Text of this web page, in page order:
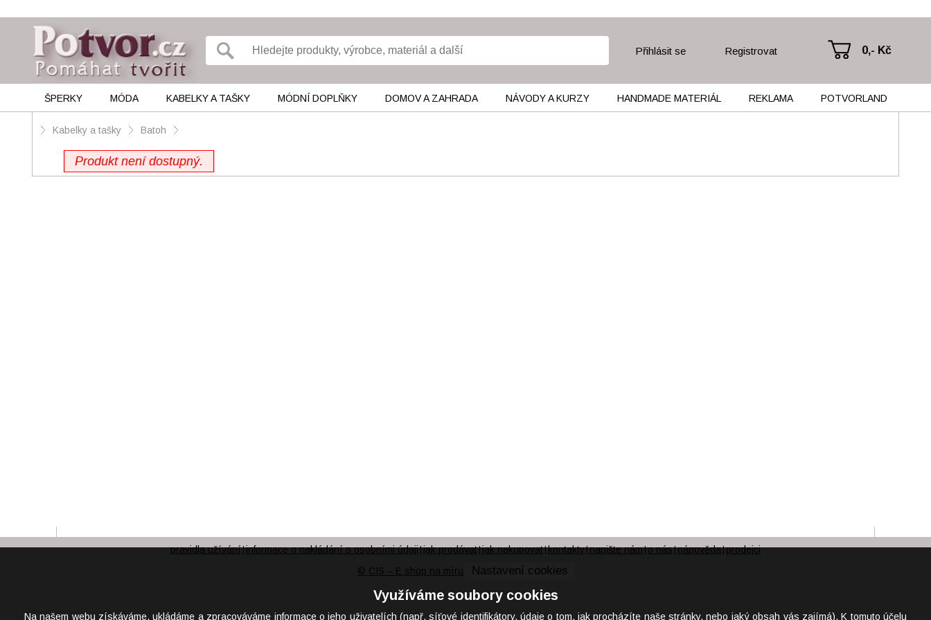
Přihlásit se Registrovat 0,- Kč
ŠPERKY MÓDA KABELKY A TAŠKY MÓDNÍ DOPLŇKY DOMOV A ZAHRADA NÁVODY A KURZY HANDMADE MATERIÁL REKLAMA POTVORLAND
Kabelky a tašky Batoh
Produkt není dostupný.
pravidla užívání|informace o nakládání s osobními údaji|jak prodávat|jak nakupovat|kontakty|napište nám|o nás|nápověda|prodejci
© CIS – E shop na míru
Nastavení cookies
Využíváme soubory cookies
Na našem webu získáváme, ukládáme a zpracováváme informace o jeho uživatelích (např. síťové identifikátory, údaje o tom, jak procházíte naše stránky, nebo jaký obsah vás zajímá). K tomuto účelu